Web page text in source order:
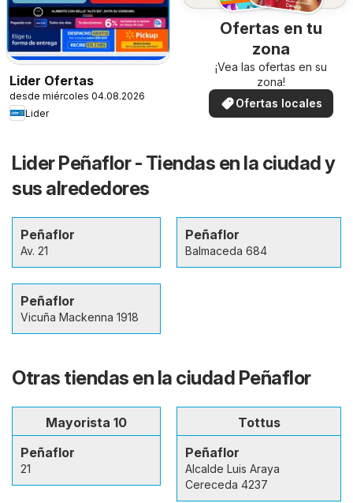
Lider Ofertas
desde miércoles 04.08.2026
Lider
Ofertas en tu
zona
¡Vea las ofertas en su
zona!
Ofertas locales
Lider Peñaflor - Tiendas en la ciudad y
sus alrededores
Peñaflor
Av. 21
Peñaflor
Balmaceda 684
Peñaflor
Vicuña Mackenna 1918
Otras tiendas en la ciudad Peñaflor
Mayorista 10
Peñaflor
21
Tottus
Peñaflor
Alcalde Luis Araya
Cereceda 4237